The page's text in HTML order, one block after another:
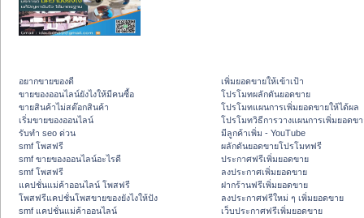
อยากขายของดี
ขายของออนไลน์ยังไงให้มีคนซื้อ
ขายสินค้าไม่สต๊อกสินค้า
เริ่มขายของออนไลน์
รับทำ seo ด่วน
smf โพสฟรี
smf ขายของออนไลน์อะไรดี
smf โพสฟรี
แคปชั่นแม่ค้าออนไลน์ โพสฟรี
โพสฟรีแคปชั่นโพสขายของยังไงให้ปัง
smf แคปชั่นแม่ค้าออนไลน์
เพิ่มยอดขายให้เข้าเป้า
โปรโมทผลักดันยอดขาย
โปรโมทแผนการเพิ่มยอดขายให้ได้ผล
โปรโมทวิธีการวางแผนการเพิ่มยอดข
มีลูกค้าเพิ่ม - YouTube
ผลักดันยอดขายโปรโมทฟรี
ประกาศฟรีเพิ่มยอดขาย
ลงประกาศเพิ่มยอดขาย
ฝากร้านฟรีเพิ่มยอดขาย
ลงประกาศฟรีใหม่ ๆ เพิ่มยอดขาย
เว็บประกาศฟรีเพิ่มยอดขาย